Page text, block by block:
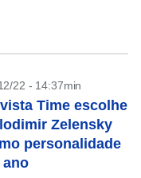
22 - 14:37min
Time escolhe
Zelensky
personalidade
ano